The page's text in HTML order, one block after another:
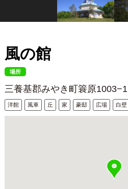
風の館
場所
三養基郡みやき町簑原1003−1
洋館 風車 丘 家 豪邸 広場 白壁